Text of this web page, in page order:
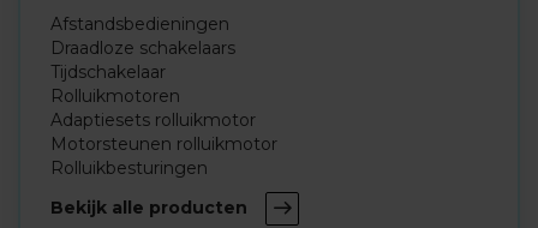
Afstandsbedieningen
Draadloze schakelaars
Tijdschakelaar
Rolluikmotoren
Adaptiesets rolluikmotor
Motorsteunen rolluikmotor
Rolluikbesturingen
Bekijk alle producten